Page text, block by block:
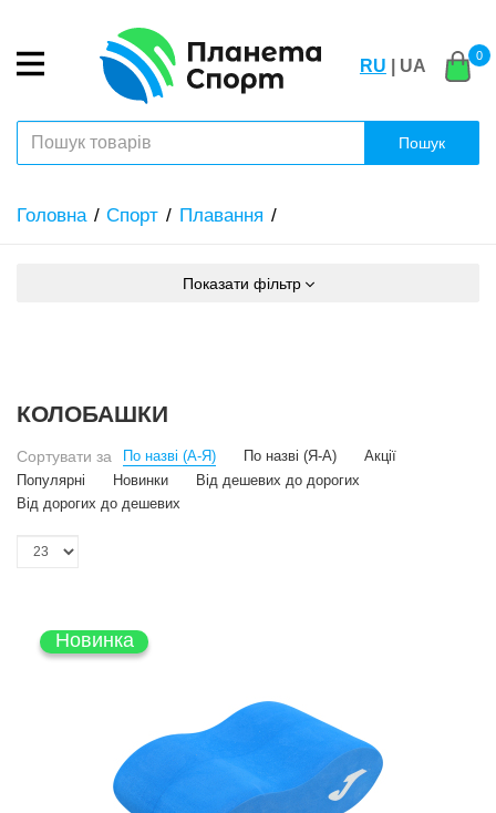
RU | UA
0
Пошук
Головна Спорт Плавання
Показати фільтр
КОЛОБАШКИ
Сортувати за По назві (А-Я) По назві (Я-А)
Акції
Популярні
Новинки
Від дешевих до дорогих
Від дорогих до дешевих
Новинка